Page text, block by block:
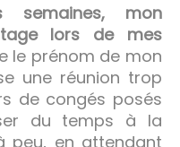
semaines, mon
lors de mes
le prénom de mon
une réunion trop
de congés posés
du temps à la
peu, en attendant